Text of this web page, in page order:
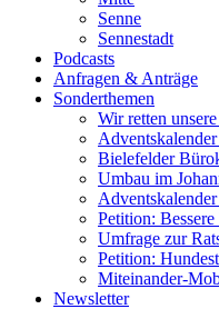
Senne
Sennestadt
Podcasts
Anfragen & Anträge
Sonderthemen
Wir retten
Bielefelder
Umbau im
Petition:
Umfrage zur
Petition:
Miteinander-
Newsletter